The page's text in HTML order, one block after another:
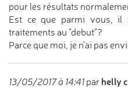
pour les résultats
Est ce que parmi vous,
traitements au "debut"?
Parce que moi, je n'ai pas
13/05/2017 à 14:41 par helly